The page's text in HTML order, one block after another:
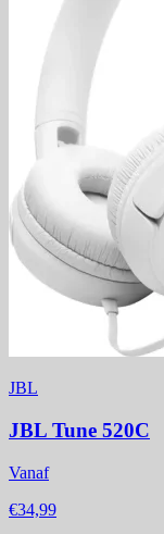
JBL
JBL Tune 520C
Vanaf
€34,99